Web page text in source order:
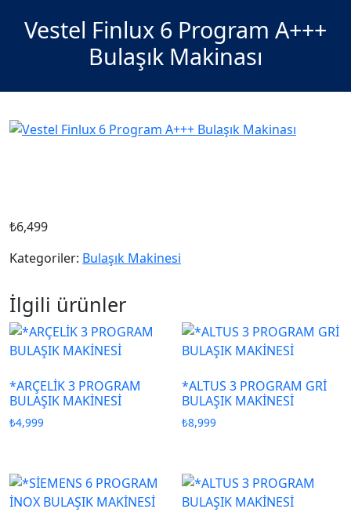
Vestel Finlux 6 Program A+++
Bulaşık Makinası
₺6,499
Kategoriler: Bulaşık Makinesi
İlgili ürünler
*ARÇELİK 3 PROGRAM
BULAŞIK MAKİNESİ
₺4,999
*ALTUS 3 PROGRAM GRİ
BULAŞIK MAKİNESİ
₺8,999